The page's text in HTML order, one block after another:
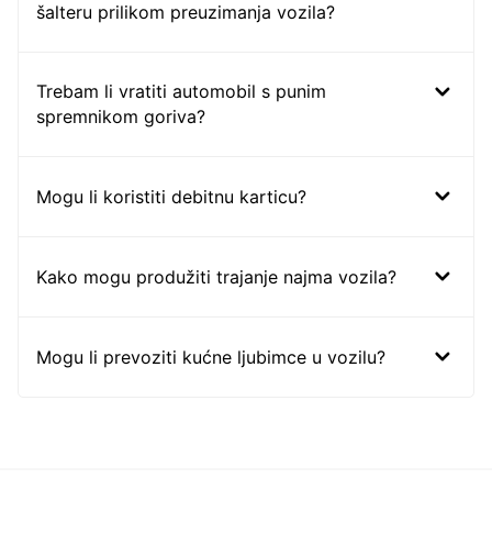
šalteru prilikom preuzimanja vozila?
Trebam li vratiti automobil s punim
spremnikom goriva?
Mogu li koristiti debitnu karticu?
Kako mogu produžiti trajanje najma vozila?
Mogu li prevoziti kućne ljubimce u vozilu?